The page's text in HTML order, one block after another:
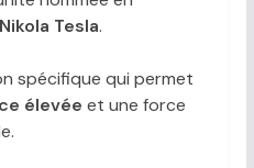
Nikola Tesla.
spécifique qui permet
élevée et une force